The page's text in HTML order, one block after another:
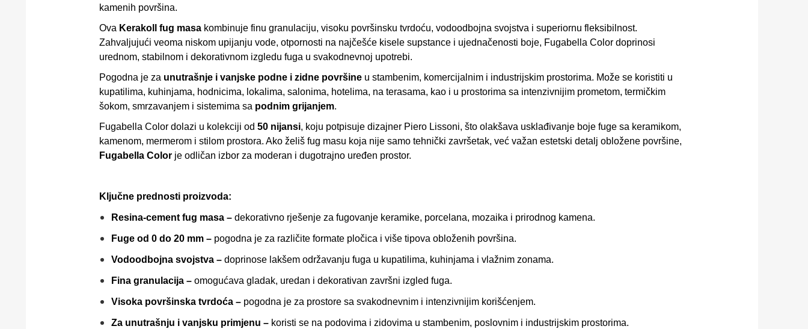
kamenih površina.
Ova Kerakoll fug masakombinuje finu granulaciju, visoku površinsku tvrdoću, vodoodbojna svojstva i superiornu fleksibilnost.
Zahvaljujući veoma niskom upijanju vode, otpornosti na najčešće kisele supstance i ujednačenosti boje, Fugabella Color doprinosi
urednom, stabilnom i dekorativnom izgledu fuga u svakodnevnoj upotrebi.
Pogodna je za unutrašnje i vanjske podne i zidne površineu stambenim, komercijalnim i industrijskim prostorima. Može se koristiti u
kupatilima, kuhinjama, hodnicima, lokalima, salonima, hotelima, na terasama, kao i u prostorima sa intenzivnijim prometom, termičkim
šokom, smrzavanjem i sistemima sa podnim grijanjem.
Fugabella Color dolazi u kolekciji od 50 nijansi, koju potpisuje dizajner Piero Lissoni, što olakšava usklađivanje boje fuge sa keramikom,
kamenom, mermerom i stilom prostora. Ako želiš fug masu koja nije samo tehnički završetak, već važan estetski detalj obložene površine,
Fugabella Colorje odličan izbor za moderan i dugotrajno uređen prostor.
Ključne prednosti proizvoda:
Resina-cement fug masa –dekorativno rješenje za fugovanje keramike, porcelana, mozaika i prirodnog kamena.
Fuge od 0 do 20 mm –pogodna je za različite formate pločica i više tipova obloženih površina.
Vodoodbojna svojstva –doprinose lakšem održavanju fuga u kupatilima, kuhinjama i vlažnim zonama.
Fina granulacija –omogućava gladak, uredan i dekorativan završni izgled fuga.
Visoka površinska tvrdoća –pogodna je za prostore sa svakodnevnim i intenzivnijim korišćenjem.
Za unutrašnju i vanjsku primjenu –koristi se na podovima i zidovima u stambenim, poslovnim i industrijskim prostorima.